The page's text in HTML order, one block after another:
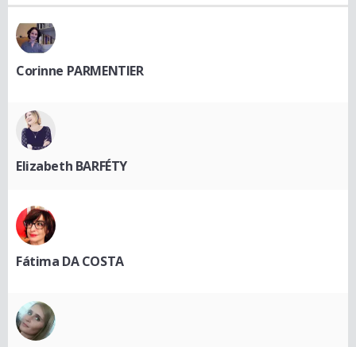
Corinne PARMENTIER
Elizabeth BARFÉTY
Fátima DA COSTA